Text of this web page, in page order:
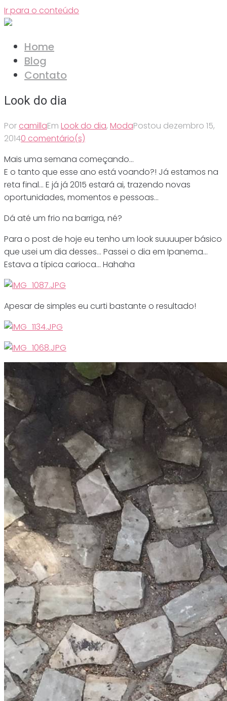
Ir para o conteúdo
Home
Blog
Contato
Look do dia
Por camillaEm Look do dia, ModaPostou dezembro 15,
20140 comentário(s)
Mais uma semana começando…
E o tanto que esse ano está voando?! Já estamos na
reta final… E já já 2015 estará ai, trazendo novas
oportunidades, momentos e pessoas…
Dá até um frio na barriga, né?
Para o post de hoje eu tenho um look suuuuper básico
que usei um dia desses… Passei o dia em Ipanema…
Estava a típica carioca… Hahaha
Apesar de simples eu curti bastante o resultado!